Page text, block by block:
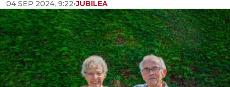
04 SEP 2024, 9:22•JUBILEA